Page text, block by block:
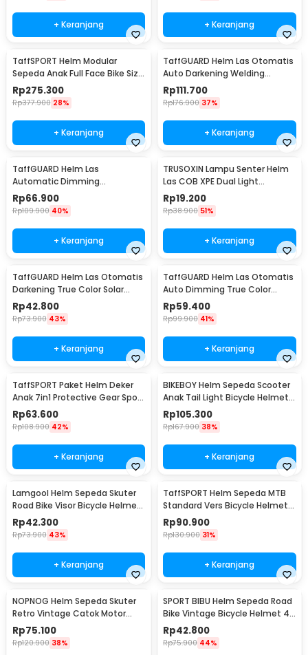
+ Keranjang + Keranjang
TaffSPORT Helm Modular
Sepeda Anak Full Face Bike Size
S - K20
Rp275.300
Rp377.900 28%
+ Keranjang
TaffGUARD Helm Las Otomatis
Auto Darkening Welding
Helmet Terminator - HW12
Rp111.700
Rp176.900 37%
+ Keranjang
TaffGUARD Helm Las
Automatic Dimming
Protective Welding with
Headlamp - HJ10
Rp66.900
Rp109.900 40%
+ Keranjang
TRUSOXIN Lampu Senter Helm
Las COB XPE Dual Light
Rechargeable - TR35
Rp19.200
Rp38.900 51%
+ Keranjang
TaffGUARD Helm Las Otomatis
Darkening True Color Solar
Welding Mask - HJ28
Rp42.800
Rp73.900 43%
+ Keranjang
TaffGUARD Helm Las Otomatis
Auto Dimming True Color
Welding Mask LED - HF28
Rp59.400
Rp99.900 41%
+ Keranjang
TaffSPORT Paket Helm Deker
Anak 7in1 Protective Gear Sport
Activity - K25
Rp63.600
Rp108.900 42%
+ Keranjang
BIKEBOY Helm Sepeda Scooter
Anak Tail Light Bicycle Helmet
14 Air Vent - K10
Rp105.300
Rp167.900 38%
+ Keranjang
Lamgool Helm Sepeda Skuter
Road Bike Visor Bicycle Helmet
4 Air Vent - U10
Rp42.300
Rp73.900 43%
+ Keranjang
TaffSPORT Helm Sepeda MTB
Standard Vers Bicycle Helmet
19 Air Vent - Z20
Rp90.900
Rp130.900 31%
+ Keranjang
NOPNOG Helm Sepeda Skuter
Retro Vintage Catok Motor
Bicycle Helmet - U15
Rp75.100
Rp120.900 38%
SPORT BIBU Helm Sepeda Road
Bike Vintage Bicycle Helmet 4
Air Vents - U20
Rp42.800
Rp75.900 44%